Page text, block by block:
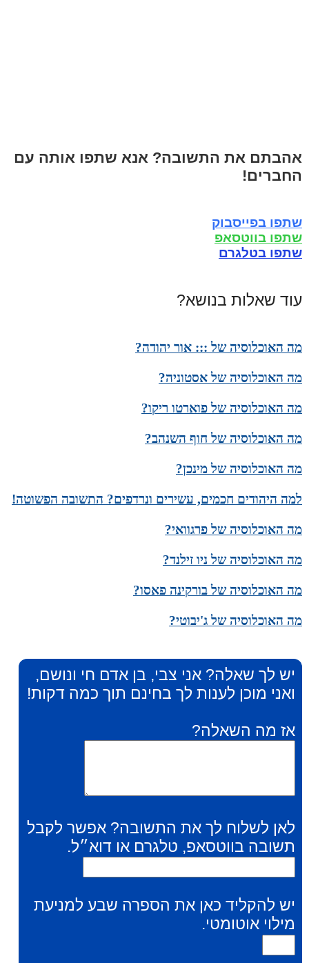
אהבתם את התשובה? אנא שתפו אותה עם
החברים!
שתפו בפייסבוק
שתפו בווטסאפ
שתפו בטלגרם
עוד שאלות בנושא?
מה האוכלוסיה של ::: אור יהודה?
מה האוכלוסיה של אסטוניה?
מה האוכלוסיה של פוארטו ריקו?
מה האוכלוסיה של חוף השנהב?
מה האוכלוסיה של מינכן?
למה היהודים חכמים, עשירים ונרדפים? התשובה הפשוטה!
מה האוכלוסיה של פרגוואי?
מה האוכלוסיה של ניו זילנד?
מה האוכלוסיה של בורקינה פאסו?
מה האוכלוסיה של ג'יבוטי?
יש לך שאלה? אני צבי, בן אדם חי ונושם,
ואני מוכן לענות לך בחינם תוך כמה דקות!
אז מה השאלה?
לאן לשלוח לך את התשובה? אפשר לקבל
תשובה בווטסאפ, טלגרם או דוא״ל.
יש להקליד כאן את הספרה שבע למניעת
מילוי אוטומטי.